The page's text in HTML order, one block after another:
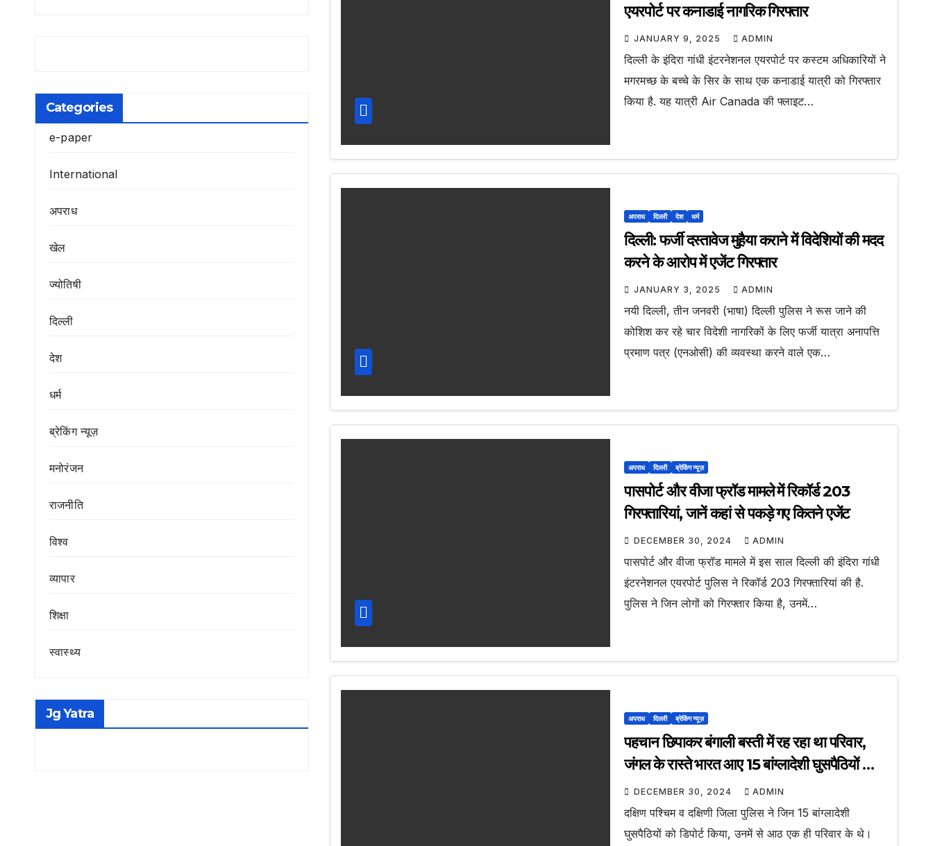
Categories
e-paper
International
अपराध
खेल
ज्योतिषी
दिल्ली
देश
धर्म
ब्रेकिंग न्यूज़
मनोरंजन
राजनीति
विश्व
व्यापार
शिक्षा
स्वास्थ्य
Jg Yatra
एयरपोर्ट पर कनाडाई नागरिक गिरफ्तार
JANUARY 9, 2025 ADMIN
दिल्ली के इंदिरा गांधी इंटरनेशनल एयरपोर्ट पर कस्टम अधिकारियों ने
मगरमच्छ के बच्चे के सिर के साथ एक कनाडाई यात्री को गिरफ्तार
किया है. यह यात्री Air Canada की फ्लाइट…
अपराध दिल्ली देश धर्म
दिल्ली: फर्जी दस्तावेज मुहैया कराने में विदेशियों की मदद
करने के आरोप में एजेंट गिरफ्तार
JANUARY 3, 2025 ADMIN
नयी दिल्ली, तीन जनवरी (भाषा) दिल्ली पुलिस ने रूस जाने की
कोशिश कर रहे चार विदेशी नागरिकों के लिए फर्जी यात्रा अनापत्ति
प्रमाण पत्र (एनओसी) की व्यवस्था करने वाले एक…
अपराध दिल्ली ब्रेकिंग न्यूज़
पासपोर्ट और वीजा फ्रॉड मामले में रिकॉर्ड 203
गिरफ्तारियां, जानें कहां से पकड़े गए कितने एजेंट
DECEMBER 30, 2024 ADMIN
पासपोर्ट और वीजा फ्रॉड मामले में इस साल दिल्ली की इंदिरा गांधी
इंटरनेशनल एयरपोर्ट पुलिस ने रिकॉर्ड 203 गिरफ्तारियां की है.
पुलिस ने जिन लोगों को गिरफ्तार किया है, उनमें…
अपराध दिल्ली ब्रेकिंग न्यूज़
पहचान छिपाकर बंगाली बस्ती में रह रहा था परिवार,
जंगल के रास्ते भारत आए 15 बांग्लादेशी घुसपैठियों को
किया गया डिपोर्ट
DECEMBER 30, 2024 ADMIN
दक्षिण पश्चिम व दक्षिणी जिला पुलिस ने जिन 15 बांग्लादेशी
घुसपैठियों को डिपोर्ट किया, उनमें से आठ एक ही परिवार के थे।